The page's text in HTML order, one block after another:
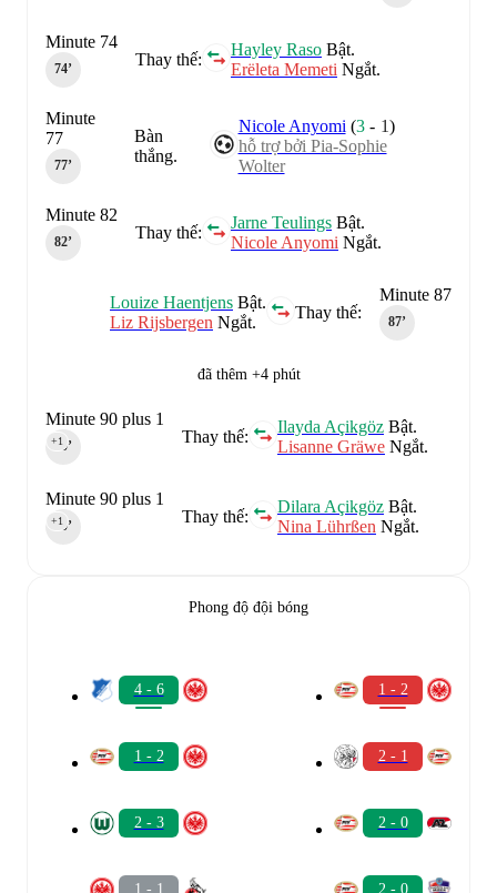
Thay thế:
Hayley Raso Bật.
Erëleta Memeti Ngắt.
Minute 74
74‎’‎
Bàn
thắng.
Nicole Anyomi (3 - 1)
hỗ trợ bởi Pia-Sophie
Wolter
Minute
77
77‎’‎
Thay thế:
Jarne Teulings Bật.
Nicole Anyomi Ngắt.
Minute 82
82‎’‎
Minute 87
87‎’‎
Thay thế:
Louize Haentjens Bật.
Liz Rijsbergen Ngắt.
đã thêm +4 phút
Thay thế:
Ilayda Açikgöz Bật.
Lisanne Gräwe Ngắt.
Minute 90 plus 1
90‎’‎
+1
Thay thế:
Dilara Açikgöz Bật.
Nina Lührßen Ngắt.
Minute 90 plus 1
90‎’‎
+1
Phong độ đội bóng
4 - 6
1 - 2
2 - 3
1 - 1
1 - 2
2 - 1
2 - 0
2 - 0